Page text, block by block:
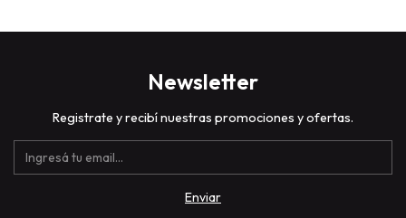
Newsletter
Registrate y recibí nuestras promociones y ofertas.